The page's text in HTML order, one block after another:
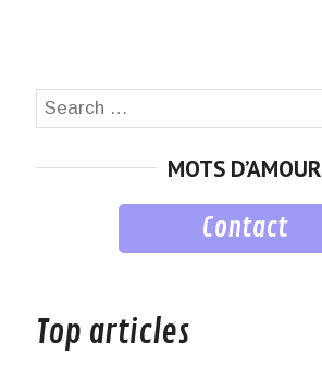
Search
MOTS D’AMOUR
Contact
Top articles